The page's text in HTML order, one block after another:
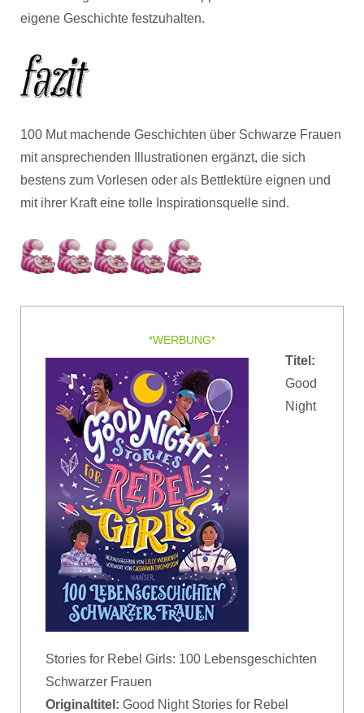
eigene Geschichte festzuhalten.
100 Mut machende Geschichten über Schwarze Frauen
mit ansprechenden Illustrationen ergänzt, die sich
bestens zum Vorlesen oder als Bettlektüre eignen und
mit ihrer Kraft eine tolle Inspirationsquelle sind.
*WERBUNG*
Titel:
Good
Night
Stories for Rebel Girls: 100 Lebensgeschichten
Schwarzer Frauen
Originaltitel: Good Night Stories for Rebel